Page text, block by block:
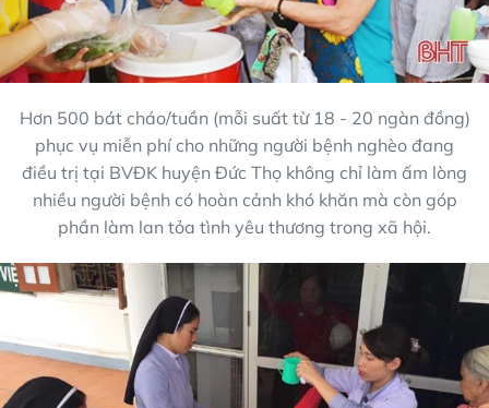
Hơn 500 bát cháo/tuần (mỗi suất từ 18 - 20 ngàn đồng)
phục vụ miễn phí cho những người bệnh nghèo đang
điều trị tại BVĐK huyện Đức Thọ không chỉ làm ấm lòng
nhiều người bệnh có hoàn cảnh khó khăn mà còn góp
phần làm lan tỏa tình yêu thương trong xã hội.